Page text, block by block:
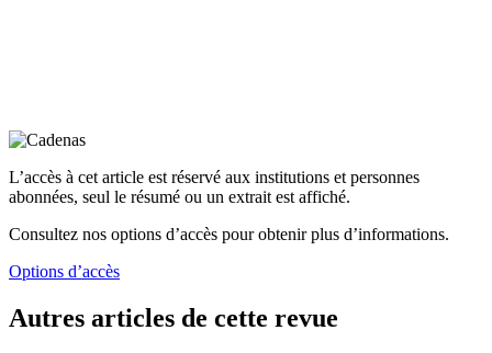
L’accès à cet article est réservé aux institutions et personnes
abonnées, seul le résumé ou un extrait est affiché.
Consultez nos options d’accès pour obtenir plus d’informations.
Options d’accès
Autres articles de cette revue